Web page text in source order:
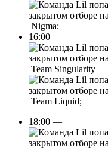
Nigma;
16:00 —
Team Singularity —
Team Liquid;
18:00 —